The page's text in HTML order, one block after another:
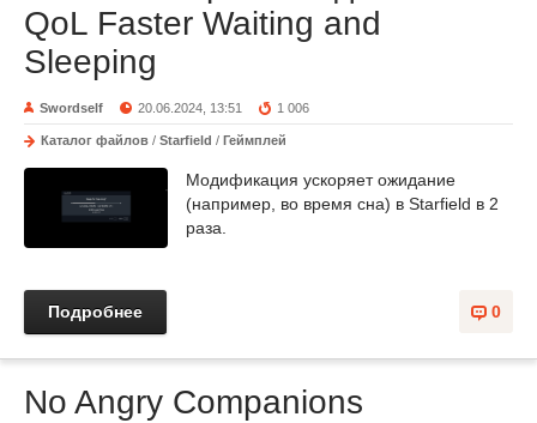
QoL Faster Waiting and
Sleeping
Swordself 20.06.2024, 13:51 1 006
Каталог файлов / Starfield / Геймплей
Модификация ускоряет ожидание
(например, во время сна) в Starfield в 2
раза.
0
Подробнее
No Angry Companions